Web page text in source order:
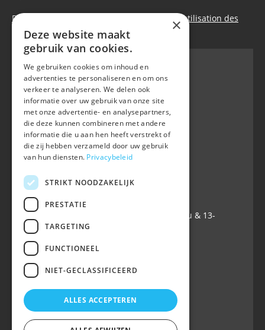
Déclaration de confidentialité
Politique d’utilisation des
cookies
BWP
Waversebaan 99
B-3050 OUD-HEVERLEE
+32 (0) 16 47 99 80
+32 (0) 16 47 99 85
info@belgian-warmblood.com
TVA BE 0410.346.424
IBAN BE40 7364 0368 4863
Ouvert tous les jours ouvrables: 9u-12u & 13-
16u
Suivez-nous sur
×
Deze website maakt
gebruik van cookies.
We gebruiken cookies om inhoud en
advertenties te personaliseren en om ons
verkeer te analyseren. We delen ook
informatie over uw gebruik van onze site
met onze advertentie- en analysepartners,
die deze kunnen combineren met andere
informatie die u aan hen heeft verstrekt of
die zij hebben verzameld door uw gebruik
van hun diensten. Privacybeleid
STRIKT NOODZAKELIJK
PRESTATIE
TARGETING
FUNCTIONEEL
NIET-GECLASSIFICEERD
ALLES ACCEPTEREN